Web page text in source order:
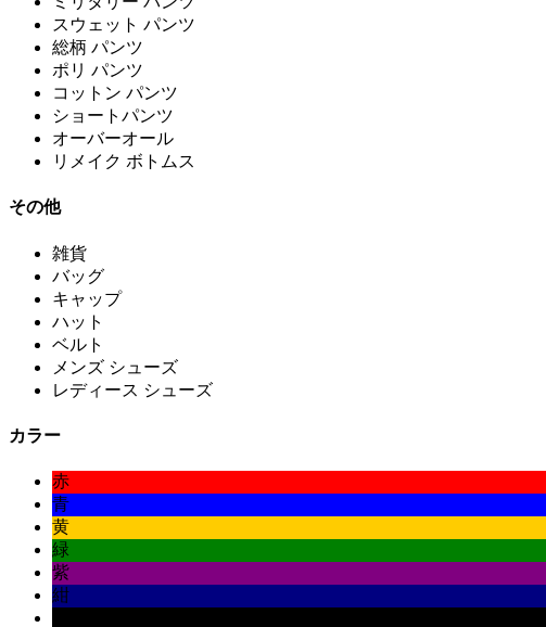
スウェット パンツ
総柄 パンツ
ポリ パンツ
コットン パンツ
ショートパンツ
オーバーオール
リメイク ボトムス
その他
雑貨
バッグ
キャップ
ハット
ベルト
メンズ シューズ
レディース シューズ
カラー
赤
青
黄
緑
紫
紺